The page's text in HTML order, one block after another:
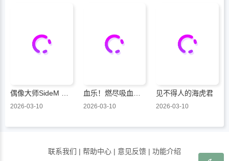
2026-03-10 2026-03-10
见不得人的海虎君
2026-03-10
联系我们 | 帮助中心 | 意见反馈 | 功能介绍